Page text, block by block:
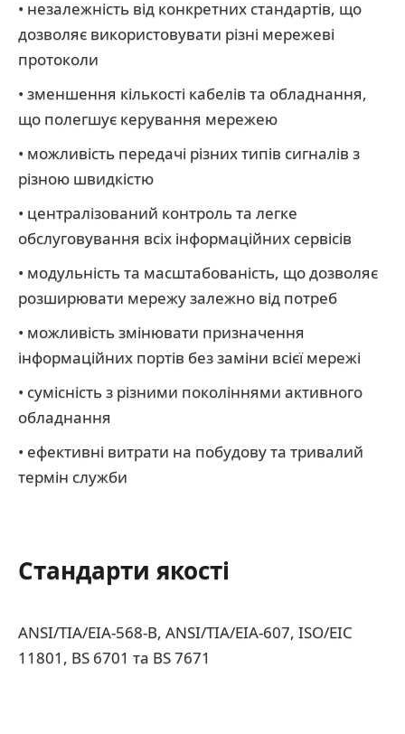
• незалежність від конкретних стандартів, що
дозволяє використовувати різні мережеві
протоколи
• зменшення кількості кабелів та обладнання,
що полегшує керування мережею
• можливість передачі різних типів сигналів з
різною швидкістю
• централізований контроль та легке
обслуговування всіх інформаційних сервісів
• модульність та масштабованість, що дозволяє
розширювати мережу залежно від потреб
• можливість змінювати призначення
інформаційних портів без заміни всієї мережі
• сумісність з різними поколіннями активного
обладнання
• ефективні витрати на побудову та тривалий
термін служби
Стандарти якості
ANSI/TIA/EIA-568-B, ANSI/TIA/EIA-607, ISO/EIC
11801, BS 6701 та BS 7671